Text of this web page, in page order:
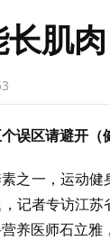
肌
误区请避开（
之一，运动
记者专访江
养医师石立雅